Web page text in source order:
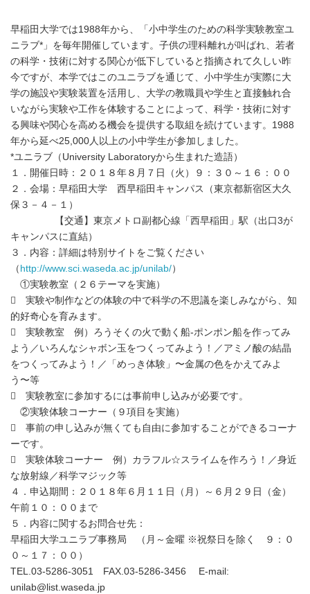
早稲田大学では1988年から、「小中学生のための科学実験教室ユ
ニラブ*」を毎年開催しています。子供の理科離れが叫ばれ、若者
の科学・技術に対する関心が低下していると指摘されて久しい昨
今ですが、本学ではこのユニラブを通じて、小中学生が実際に大
学の施設や実験装置を活用し、大学の教職員や学生と直接触れ合
いながら実験や工作を体験することによって、科学・技術に対す
る興味や関心を高める機会を提供する取組を続けています。1988
年から延べ25,000人以上の小中学生が参加しました。
*ユニラブ（University Laboratoryから生まれた造語）
１．開催日時：２０１８年８月７日（火）９：３０～１６：００
２．会場：早稲田大学 西早稲田キャンパス（東京都新宿区大久
保３－４－１）
【交通】東京メトロ副都心線「西早稲田」駅（出口3が
キャンパスに直結）
３．内容：詳細は特別サイトをご覧ください
（ http://www.sci.waseda.ac.jp/unilab/）
①実験教室（２６テーマを実施）
 実験や制作などの体験の中で科学の不思議を楽しみながら、知
的好奇心を育みます。
 実験教室 例）ろうそくの火で動く船‐ポンポン船を作ってみ
よう／いろんなシャボン玉をつくってみよう！／アミノ酸の結晶
をつくってみよう！／「めっき体験」〜金属の色をかえてみよ
う〜等
 実験教室に参加するには事前申し込みが必要です。
②実験体験コーナー（９項目を実施）
 事前の申し込みが無くても自由に参加することができるコーナ
ーです。
 実験体験コーナー 例）カラフル☆スライムを作ろう！／身近
な放射線／科学マジック等
４．申込期間：２０１８年６月１１日（月）～６月２９日（金）
午前１０：００まで
５．内容に関するお問合せ先：
早稲田大学ユニラブ事務局 （月～金曜 ※祝祭日を除く ９：０
０～１７：００）
TEL.03-5286-3051 FAX.03-5286-3456 E-mail:
unilab@list.waseda.jp